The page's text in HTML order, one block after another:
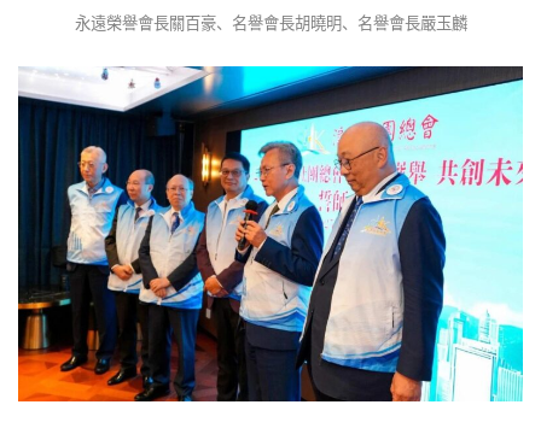
永遠榮譽會長關百豪、名譽會長胡曉明、名譽會長嚴玉麟